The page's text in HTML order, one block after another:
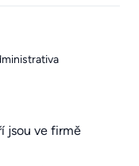
jsou ve firmě